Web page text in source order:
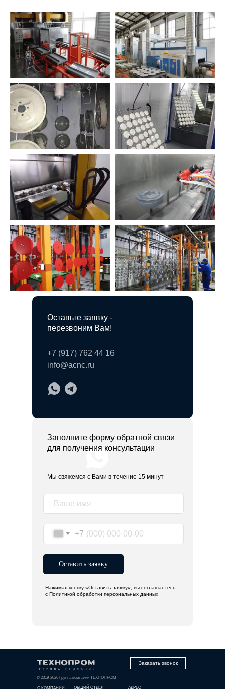
Оставьте заявку -
перезвоним Вам!
+7 (917) 762 44 16
info@acnc.ru
Заполните форму обратной связи
для получения консультации
Мы свяжемся с Вами в течение 15 минут
Нажимая кнопку «Оставить заявку», вы соглашаетесь
с Политикой обработки персональных данных
+7
Оставить заявку
О КОМПАНИИ
Заказать звонок
© 2019-2026 Группа компаний ТЕХНОПРОМ
АДРЕС
ОБЩИЙ ОТДЕЛ